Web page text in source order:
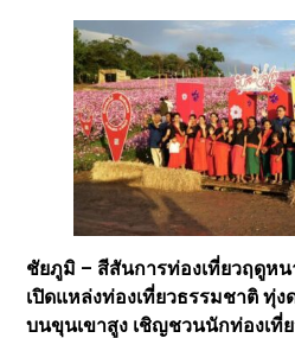
ชัยภูมิ – สีสันการท่องเที่ยวฤดูห
เปิดแหล่งท่องเที่ยวธรรมชาติ ทุ่
บนขุนเขาสูง เชิญชวนนักท่องเที่